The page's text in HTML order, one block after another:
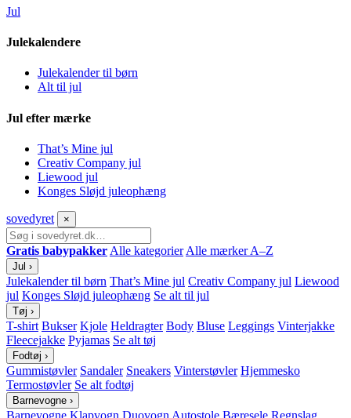
Jul
Julekalendere
Julekalender til børn
Alt til jul
Jul efter mærke
That’s Mine jul
Creativ Company jul
Liewood jul
Konges Sløjd juleophæng
sovedyret ×
Gratis babypakker Alle kategorier Alle mærker A–Z
Jul ›
Julekalender til børn That’s Mine jul Creativ Company jul Liewood
jul Konges Sløjd juleophæng Se alt til jul
Tøj ›
T-shirt Bukser Kjole Heldragter Body Bluse Leggings Vinterjakke
Fleecejakke Pyjamas Se alt tøj
Fodtøj ›
Gummistøvler Sandaler Sneakers Vinterstøvler Hjemmesko
Termostøvler Se alt fodtøj
Barnevogne ›
Barnevogne Klapvogn Duovogn Autostole Bæresele Regnslag